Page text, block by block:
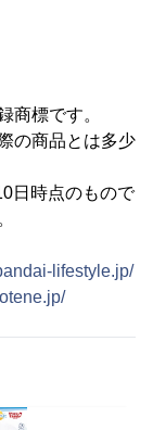
商標です。
の商品とは多少
日時点のもので
lifestyle.jp/